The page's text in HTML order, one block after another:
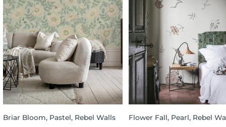
Briar Bloom, Pastel, Rebel Walls Flower Fall, Pearl, Rebel